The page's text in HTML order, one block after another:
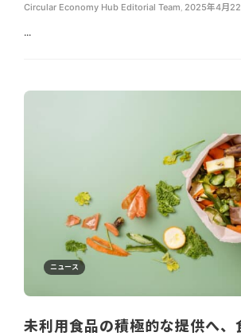
Circular Economy Hub Editorial Team 2025年4月
...
ニュース
未利用食品の積極的な提供へ、